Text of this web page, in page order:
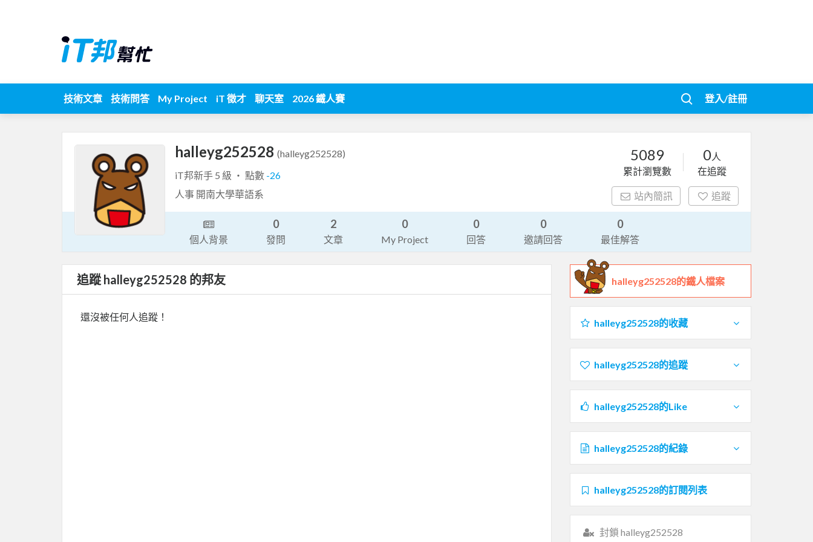
技術文章 技術問答 My Project iT 徵才 聊天室 2026 鐵人賽 登入/註冊
halleyg252528 (halleyg252528)
iT邦新手 5 級 ‧ 點數 -26
人事 開南大學華語系
5089
累計瀏覽數
0人
在追蹤
站內簡訊 追蹤
個人背景
0
發問
2
文章
0
My Project
0
回答
0
邀請回答
0
最佳解答
追蹤 halleyg252528 的邦友
還沒被任何人追蹤！
halleyg252528的鐵人檔案
halleyg252528的收藏
halleyg252528的追蹤
halleyg252528的Like
halleyg252528的紀錄
halleyg252528的訂閱列表
封鎖 halleyg252528